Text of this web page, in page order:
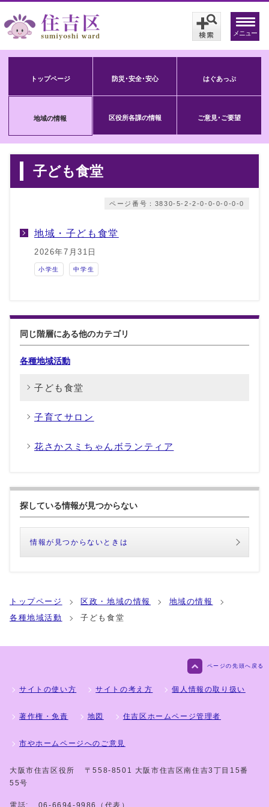
メニュー
トップページ 防災･安全･安心 はぐあっぷ
地域の情報 区役所各課の情報 ご意見･ご要望
子ども食堂
ページ番号：3830-5-2-2-0-0-0-0-0-0
地域・子ども食堂
2026年7月31日
小学生 中学生
同じ階層にある他のカテゴリ
各種地域活動
子ども食堂
子育てサロン
花さかスミちゃんボランティア
探している情報が見つからない
情報が見つからないときは
トップページ 区政・地域の情報
地域の情報
各種地域活動
子ども食堂
ページの先頭へ戻る
サイトの使い方 サイトの考え方 個人情報の取り扱い
著作権・免責 地図 住吉区ホームページ管理者
市やホームページへのご意見
大阪市住吉区役所
〒558-8501 大阪市住吉区南住吉3丁目15番
55号
電話: 06-6694-9986（代表）